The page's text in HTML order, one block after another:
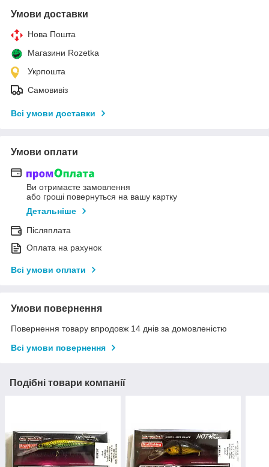
Умови доставки
Нова Пошта
Магазини Rozetka
Укрпошта
Самовивіз
Всі умови доставки
Умови оплати
Ви отримаєте замовлення
або гроші повернуться на вашу картку
Детальніше
Післяплата
Оплата на рахунок
Всі умови оплати
Умови повернення
Повернення товару впродовж 14 днів за домовленістю
Всі умови повернення
Подібні товари компанії